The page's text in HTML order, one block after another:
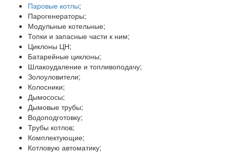
Паровые котлы;
Парогенераторы;
Модульные котельные;
Топки и запасные части к ним;
Циклоны ЦН;
Батарейные циклоны;
Шлакоудаление и топливоподачу;
Золоуловители;
Колосники;
Дымососы;
Дымовые трубы;
Водоподготовку;
Трубы котлов;
Комплектующие;
Котловую автоматику;